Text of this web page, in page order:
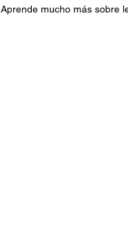
Aprende mucho más sobre